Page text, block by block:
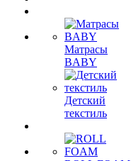
Матрасы
BABY
Детский
текстиль